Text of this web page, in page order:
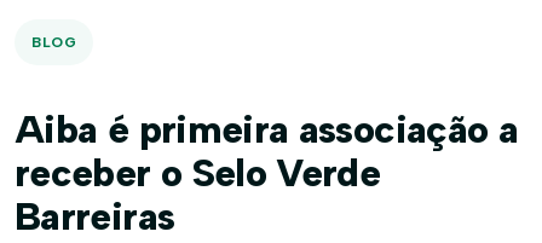
BLOG
Aiba é primeira associação a
receber o Selo Verde
Barreiras